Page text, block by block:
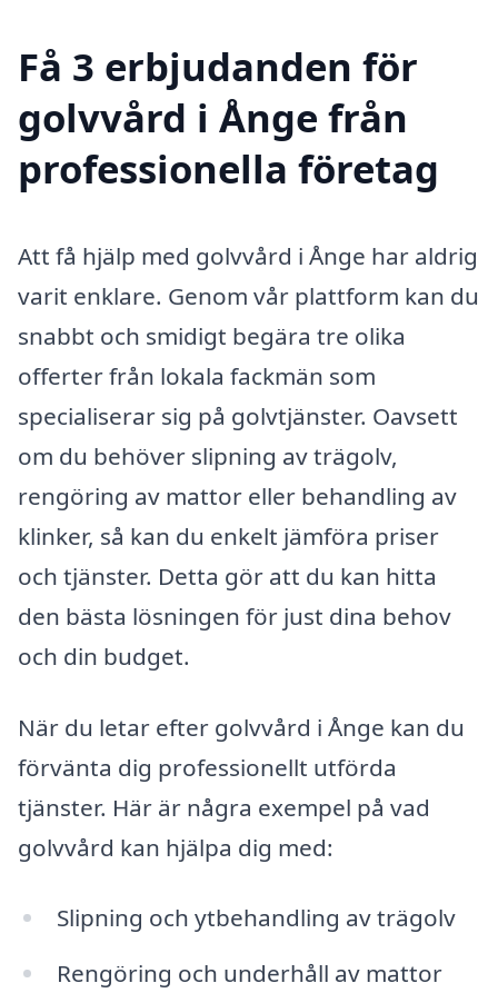
Få 3 erbjudanden för
golvvård i Ånge från
professionella företag
Att få hjälp med golvvård i Ånge har aldrig
varit enklare. Genom vår plattform kan du
snabbt och smidigt begära tre olika
offerter från lokala fackmän som
specialiserar sig på golvtjänster. Oavsett
om du behöver slipning av trägolv,
rengöring av mattor eller behandling av
klinker, så kan du enkelt jämföra priser
och tjänster. Detta gör att du kan hitta
den bästa lösningen för just dina behov
och din budget.
När du letar efter golvvård i Ånge kan du
förvänta dig professionellt utförda
tjänster. Här är några exempel på vad
golvvård kan hjälpa dig med:
Slipning och ytbehandling av trägolv
Rengöring och underhåll av mattor